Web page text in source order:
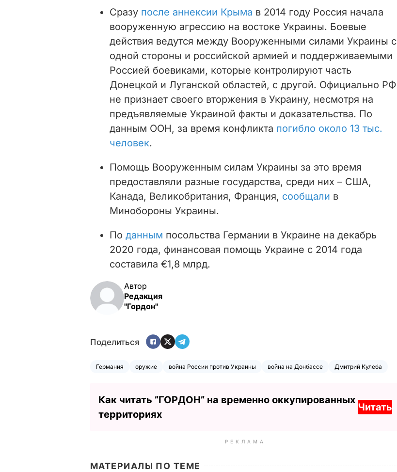
Сразу после аннексии Крыма в 2014 году Россия начала
вооруженную агрессию на востоке Украины. Боевые
действия ведутся между Вооруженными силами Украины с
одной стороны и российской армией и поддерживаемыми
Россией боевиками, которые контролируют часть
Донецкой и Луганской областей, с другой. Официально РФ
не признает своего вторжения в Украину, несмотря на
предъявляемые Украиной факты и доказательства. По
данным ООН, за время конфликта погибло около 13 тыс.
человек.
Помощь Вооруженным силам Украины за это время
предоставляли разные государства, среди них – США,
Канада, Великобритания, Франция, сообщали в
Минобороны Украины.
По данным посольства Германии в Украине на декабрь
2020 года, финансовая помощь Украине с 2014 года
составила €1,8 млрд.
Автор
Редакция
"Гордон"
Поделиться
Германия оружие война России против Украины война на Донбассе Дмитрий Кулеба
Как читать ”ГОРДОН” на временно оккупированных
территориях
Читать
РЕКЛАМА
МАТЕРИАЛЫ ПО ТЕМЕ